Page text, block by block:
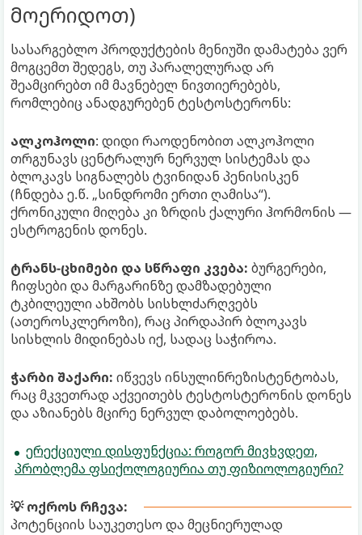
მოერიდოთ)
სასარგებლო პროდუქტების მენიუში დამატება ვერ
მოგცემთ შედეგს, თუ პარალელურად არ
შეამცირებთ იმ მავნებელ ნივთიერებებს,
რომლებიც ანადგურებენ ტესტოსტერონს:
ალკოჰოლი: დიდი რაოდენობით ალკოჰოლი
თრგუნავს ცენტრალურ ნერვულ სისტემას და
ბლოკავს სიგნალებს ტვინიდან პენისისკენ
(ჩნდება ე.წ. „სინდრომი ერთი ღამისა“).
ქრონიკული მიღება კი ზრდის ქალური ჰორმონის —
ესტროგენის დონეს.
ტრანს-ცხიმები და სწრაფი კვება: ბურგერები,
ჩიფსები და მარგარინზე დამზადებული
ტკბილეული ახშობს სისხლძარღვებს
(ათეროსკლეროზი), რაც პირდაპირ ბლოკავს
სისხლის მიდინებას იქ, სადაც საჭიროა.
ჭარბი შაქარი: იწვევს ინსულინრეზისტენტობას,
რაც მკვეთრად აქვეითებს ტესტოსტერონის დონეს
და აზიანებს მცირე ნერვულ დაბოლოებებს.
ერექციული დისფუნქცია: როგორ მივხვდეთ,
პრობლემა ფსიქოლოგიურია თუ ფიზიოლოგიური?
💡 ოქროს რჩევა:
პოტენციის საუკეთესო და მეცნიერულად